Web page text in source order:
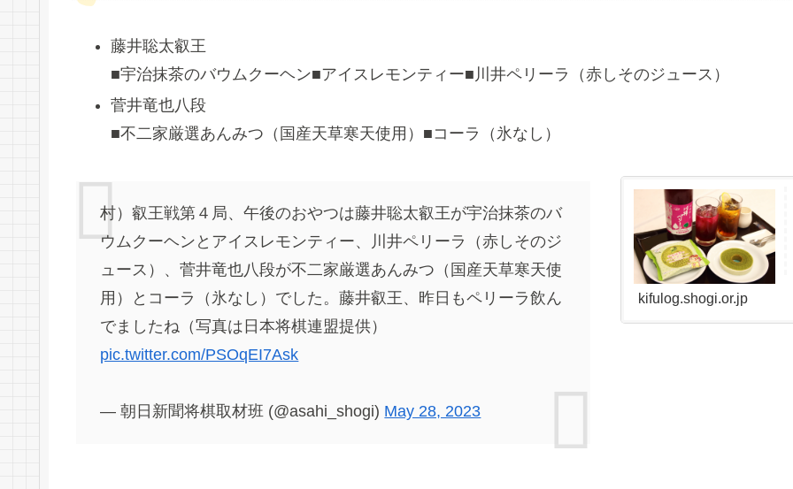
藤井聡太叡王
■宇治抹茶のバウムクーヘン■アイスレモンティー■川井ペリーラ（赤しそのジュース）
菅井竜也八段
■不二家厳選あんみつ（国産天草寒天使用）■コーラ（氷なし）
村）叡王戦第４局、午後のおやつは藤井聡太叡王が宇治抹茶のバ
ウムクーヘンとアイスレモンティー、川井ペリーラ（赤しそのジ
ュース）、菅井竜也八段が不二家厳選あんみつ（国産天草寒天使
用）とコーラ（氷なし）でした。藤井叡王、昨日もペリーラ飲ん
でましたね（写真は日本将棋連盟提供）
pic.twitter.com/PSOqEI7Ask
— 朝日新聞将棋取材班 (@asahi_shogi) May 28, 2023
kifulog.shogi.or.jp